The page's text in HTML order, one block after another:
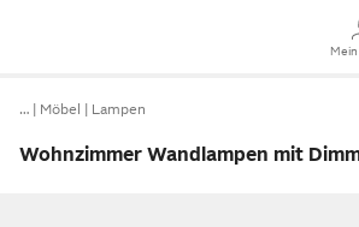
… Möbel Lampen
Wohnzimmer Wandlampen mit